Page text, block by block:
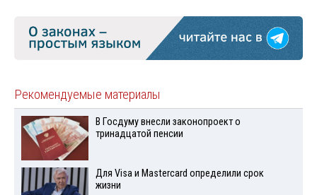
Рекомендуемые материалы
В Госдуму внесли законопроект о
тринадцатой пенсии
Для Visа и Mastercard определили срок
жизни